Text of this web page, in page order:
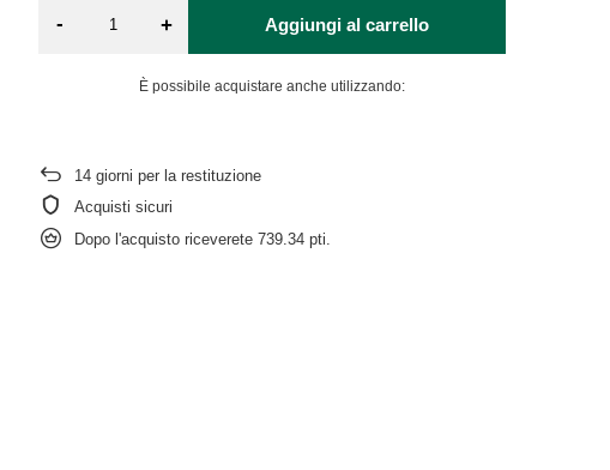
- + Aggiungi al carrello
È possibile acquistare anche utilizzando:
14 giorni per la restituzione
Acquisti sicuri
Dopo l'acquisto riceverete739.34 pti.